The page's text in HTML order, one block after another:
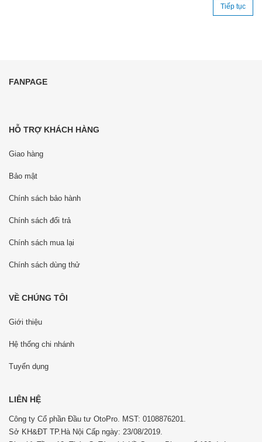
Tiếp tục
FANPAGE
HỖ TRỢ KHÁCH HÀNG
Giao hàng
Bảo mật
Chính sách bảo hành
Chính sách đổi trả
Chính sách mua lại
Chính sách dùng thử
VỀ CHÚNG TÔI
Giới thiệu
Hệ thống chi nhánh
Tuyển dụng
LIÊN HỆ
Công ty Cổ phần Đầu tư OtoPro. MST: 0108876201.
Sở KH&ĐT TP.Hà Nội Cấp ngày: 23/08/2019.